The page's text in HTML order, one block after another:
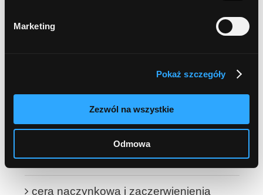
Marketing
Pokaż szczegóły
Zezwól na wszystkie
Odmowa
cera sucha i odwodniona
cera dojrzała 40+
cera trądzikowa i problematyczna
cera tłusta i mieszana
cera naczynkowa i zaczerwienienia